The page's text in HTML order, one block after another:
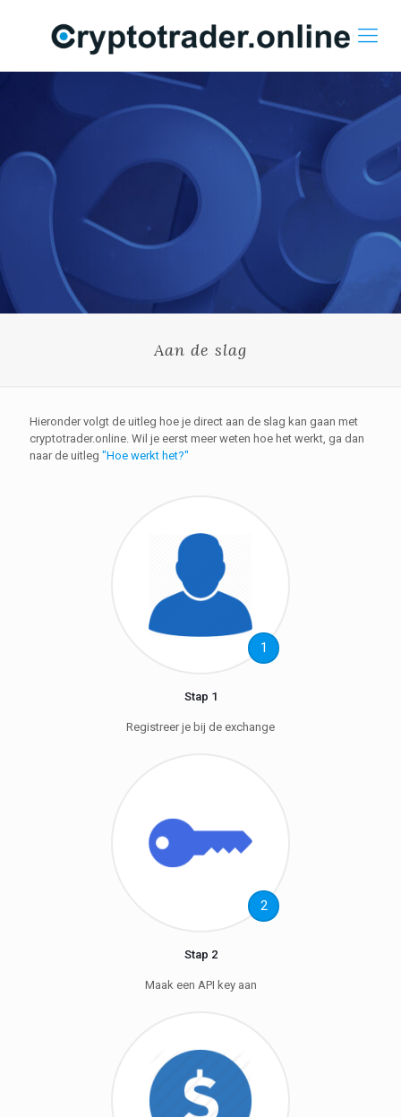
Aan de slag
Hieronder volgt de uitleg hoe je direct aan de slag kan gaan met
cryptotrader.online. Wil je eerst meer weten hoe het werkt, ga dan
naar de uitleg "Hoe werkt het?"
1
Stap 1
Registreer je bij de exchange
2
Stap 2
Maak een API key aan